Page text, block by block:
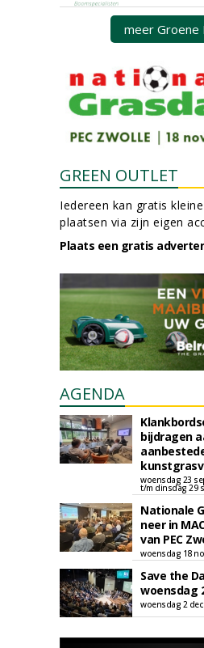
meer Groene
GREEN OUTLET
Iedereen kan gratis
plaatsen via zijn eigen
Plaats een gratis
AGENDA
bijdragen
woensdag 23
t/m dinsdag 29
Nationale
neer in
van PEC
woensdag 18
Save the
woensdag
woensdag 2